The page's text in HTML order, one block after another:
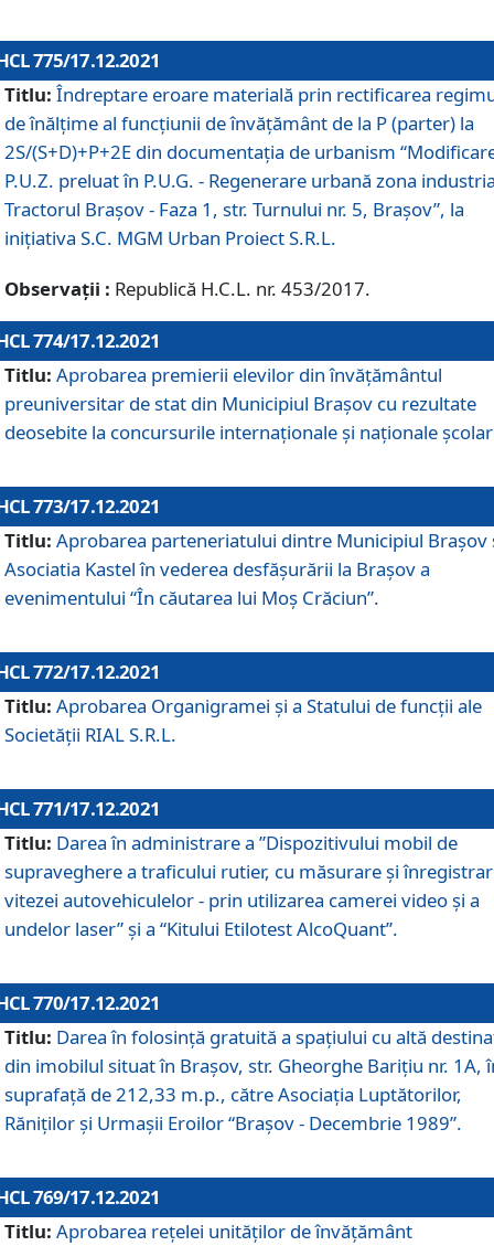
775/17.12.2021
Titlu: Îndreptare eroare materială prin rectificarea
de înălţime al funcţiunii de învăţământ de la P (parter) la
2S/(S+D)+P+2E din documentaţia de urbanism
P.U.Z. preluat în P.U.G. - Regenerare urbană zona
Tractorul Braşov - Faza 1, str. Turnului nr. 5, Braşov”, la
iniţiativa S.C. MGM Urban Proiect S.R.L.
Observații : Republică H.C.L. nr. 453/2017.
774/17.12.2021
Titlu: Aprobarea premierii elevilor din învățământul
preuniversitar de stat din Municipiul Brașov cu rezultate
deosebite la concursurile internaționale și naționale
773/17.12.2021
Titlu: Aprobarea parteneriatului dintre Municipiul Brașov
Asociatia Kastel în vederea desfăşurării la Brașov a
evenimentului “În căutarea lui Moș Crăciun”.
772/17.12.2021
Titlu: Aprobarea Organigramei şi a Statului de funcţii ale
Societăţii RIAL S.R.L.
771/17.12.2021
Titlu: Darea în administrare a ”Dispozitivului mobil de
supraveghere a traficului rutier, cu măsurare și
vitezei autovehiculelor - prin utilizarea camerei video și a
undelor laser” și a “Kitului Etilotest AlcoQuant”.
770/17.12.2021
Titlu: Darea în folosinţă gratuită a spaţiului cu altă
din imobilul situat în Braşov, str. Gheorghe Bariţiu nr. 1A,
suprafaţă de 212,33 m.p., către Asociaţia Luptătorilor,
Răniţilor şi Urmaşii Eroilor “Braşov - Decembrie 1989”.
769/17.12.2021
Titlu: Aprobarea reţelei unităţilor de învăţământ